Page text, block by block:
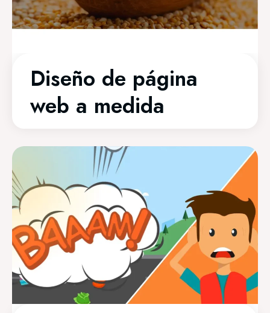
Diseño de página
web a medida